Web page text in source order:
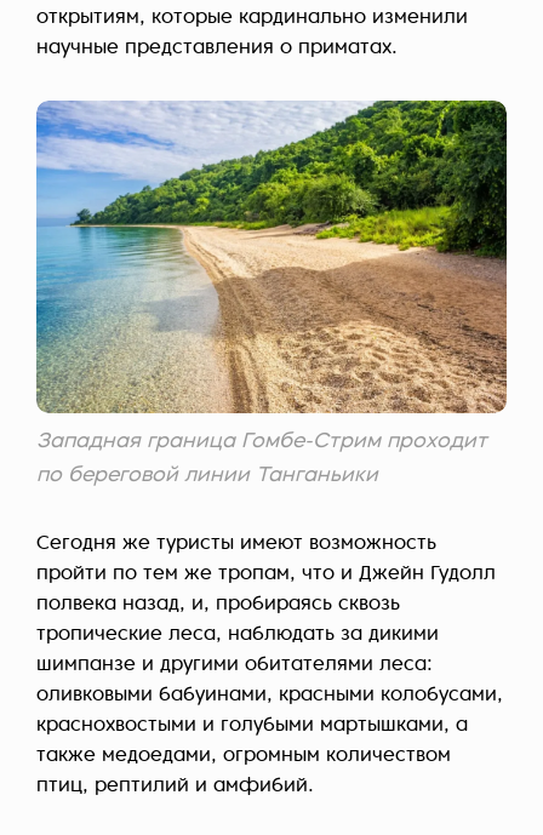
открытиям, которые кардинально изменили
научные представления о приматах.
Западная граница Гомбе-Стрим проходит
по береговой линии Танганьики
Сегодня же туристы имеют возможность
пройти по тем же тропам, что и Джейн Гудолл
полвека назад, и, пробираясь сквозь
тропические леса, наблюдать за дикими
шимпанзе и другими обитателями леса:
оливковыми бабуинами, красными колобусами,
краснохвостыми и голубыми мартышками, а
также медоедами, огромным количеством
птиц, рептилий и амфибий.